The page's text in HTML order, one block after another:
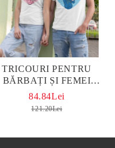
TRICOURI PENTRU
BĂRBAȚI ȘI FEMEI
MICKEY AND MINNIE
WHITE
84.84Lei
121.20Lei